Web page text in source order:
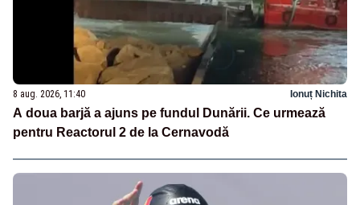
8 aug. 2026, 11:40 Ionuț Nichita
A doua barjă a ajuns pe fundul Dunării. Ce urmează
pentru Reactorul 2 de la Cernavodă